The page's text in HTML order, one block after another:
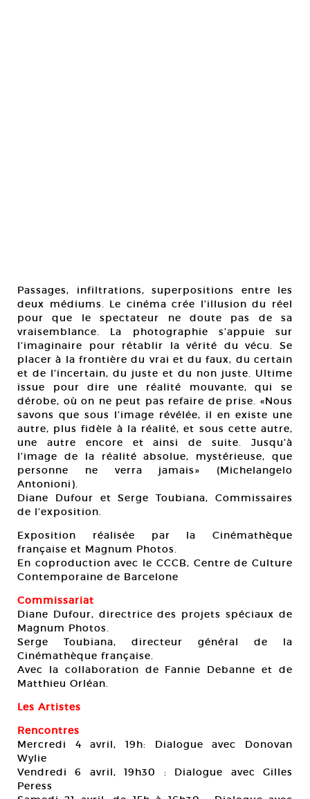
Passages, infiltrations, superpositions entre les
deux médiums. Le cinéma crée l’illusion du réel
pour que le spectateur ne doute pas de sa
vraisemblance. La photographie s’appuie sur
l’imaginaire pour rétablir la vérité du vécu. Se
placer à la frontière du vrai et du faux, du certain
et de l’incertain, du juste et du non juste. Ultime
issue pour dire une réalité mouvante, qui se
dérobe, où on ne peut pas refaire de prise. «Nous
savons que sous l’image révélée, il en existe une
autre, plus fidèle à la réalité, et sous cette autre,
une autre encore et ainsi de suite. Jusqu’à
l’image de la réalité absolue, mystérieuse, que
personne ne verra jamais» (Michelangelo
Antonioni).
Diane Dufour et Serge Toubiana, Commissaires
de l’exposition.
Exposition réalisée par la Cinémathèque
française et Magnum Photos.
En coproduction avec le CCCB, Centre de Culture
Contemporaine de Barcelone
Commissariat
Diane Dufour, directrice des projets spéciaux de
Magnum Photos.
Serge Toubiana, directeur général de la
Cinémathèque française.
Avec la collaboration de Fannie Debanne et de
Matthieu Orléan.
Les Artistes
Rencontres
Mercredi 4 avril, 19h: Dialogue avec Donovan
Wylie
Vendredi 6 avril, 19h30 : Dialogue avec Gilles
Peress